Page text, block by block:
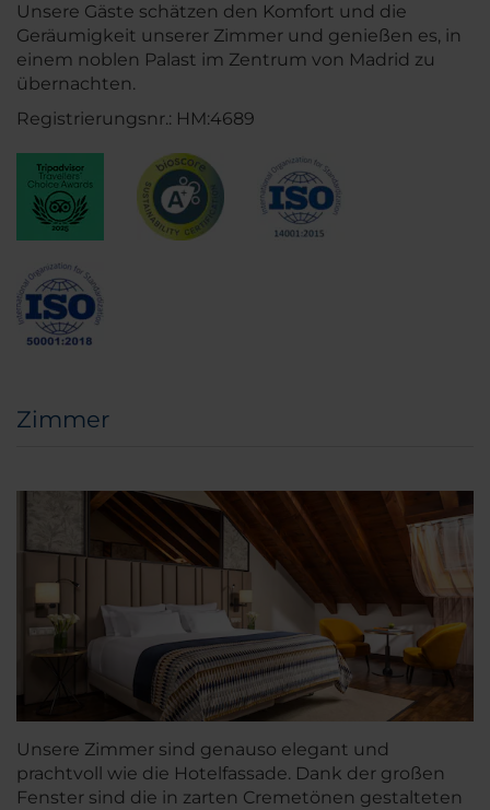
Unsere Gäste schätzen den Komfort und die
Geräumigkeit unserer Zimmer und genießen es, in
einem noblen Palast im Zentrum von Madrid zu
übernachten.
Registrierungsnr.: HM:4689
Zimmer
Unsere Zimmer sind genauso elegant und
prachtvoll wie die Hotelfassade. Dank der großen
Fenster sind die in zarten Cremetönen gestalteten